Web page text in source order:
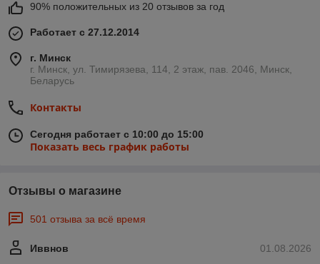
90% положительных из 20 отзывов за год
Работает с 27.12.2014
г. Минск
г. Минск, ул. Тимирязева, 114, 2 этаж, пав. 2046, Минск,
Беларусь
Контакты
Сегодня работает с 10:00 до 15:00
Показать весь график работы
Отзывы о магазине
501 отзыва за всё время
01.08.2026
Иввнов